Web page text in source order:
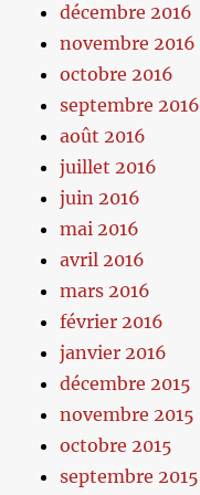
décembre 2016
novembre 2016
octobre 2016
septembre 2016
août 2016
juillet 2016
juin 2016
mai 2016
avril 2016
mars 2016
février 2016
janvier 2016
décembre 2015
novembre 2015
octobre 2015
septembre 2015